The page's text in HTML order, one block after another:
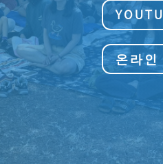
온라인